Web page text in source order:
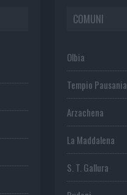
COMUNI
Olbia
Tempio Pausania
Arzachena
La Maddalena
S. T. Gallura